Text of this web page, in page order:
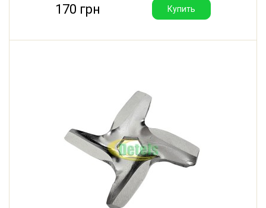
170 грн Купить